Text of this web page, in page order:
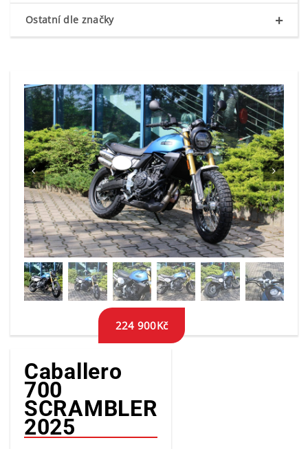
 
Caballero
700
SCRAMBLER
2025
224 900Kč
+
Ostatní dle značky